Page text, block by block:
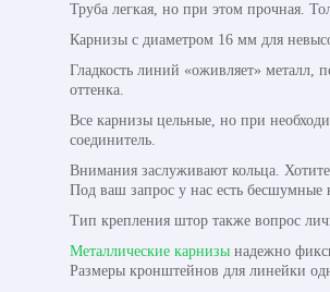
Труба легкая, но при этом прочная.
Карнизы с диаметром 16 мм для
Гладкость линий «оживляет» металл,
оттенка.
Все карнизы цельные, но при
соединитель.
Внимания заслуживают кольца.
Под ваш запрос у нас есть
Тип крепления штор также вопрос
Металлические карнизы надежно
Размеры кронштейнов для линейки